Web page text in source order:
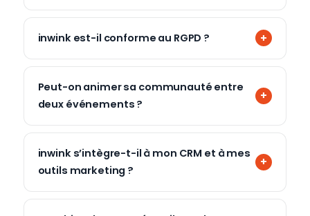
inwink est-il conforme au RGPD ?
Peut-on animer sa communauté entre
deux événements ?
inwink s’intègre-t-il à mon CRM et à mes
outils marketing ?